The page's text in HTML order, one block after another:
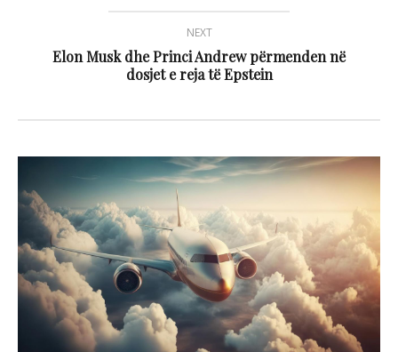
NEXT
Elon Musk dhe Princi Andrew përmenden në
dosjet e reja të Epstein